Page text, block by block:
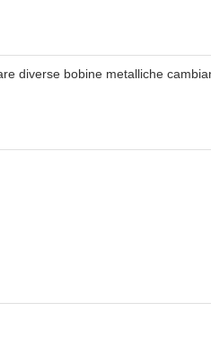
diverse bobine metalliche